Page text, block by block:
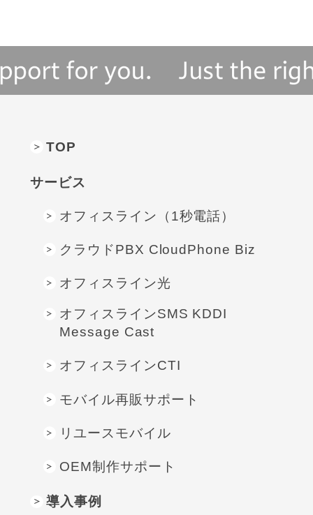
TOP
サービス
オフィスライン（1秒電話）
クラウドPBX CloudPhone Biz
オフィスライン光
オフィスラインSMS KDDI
Message Cast
オフィスラインCTI
モバイル再販サポート
リユースモバイル
OEM制作サポート
導入事例